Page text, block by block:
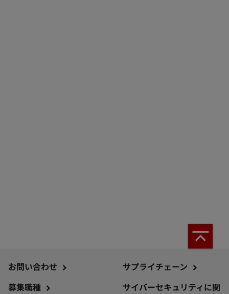
お問い合わせ
募集職種
サプライチェーン
サイバーセキュリティに関